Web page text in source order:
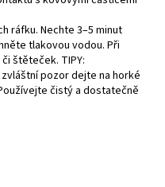
ráfku. Nechte 3–5 minut
tlakovou vodou. Při
štěteček. TIPY:
pozor dejte na horké
čistý a dostatečně